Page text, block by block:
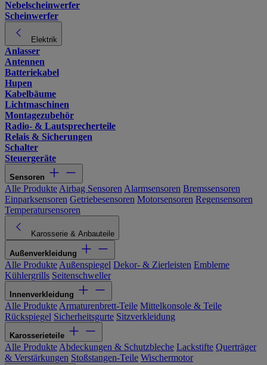
Nebelscheinwerfer
Scheinwerfer
Elektrik
Anlasser
Antennen
Batteriekabel
Hupen
Kabelbäume
Lichtmaschinen
Montagezubehör
Radio- & Lautsprecherteile
Relais & Sicherungen
Schalter
Steuergeräte
Sensoren
Alle Produkte Airbag Sensoren Alarmsensoren Bremssensoren
Einparksensoren Getriebesensoren Motorsensoren Regensensoren
Temperatursensoren
Karosserie & Anbauteile
Außenverkleidung
Alle Produkte Außenspiegel Dekor- & Zierleisten Embleme
Kühlergrills Seitenschweller
Innenverkleidung
Alle Produkte Armaturenbrett-Teile Mittelkonsole & Teile
Rückspiegel Sicherheitsgurte Sitzverkleidung
Karosserieteile
Alle Produkte Abdeckungen & Schutzbleche Lackstifte Querträger
& Verstärkungen Stoßstangen-Teile Wischermotor